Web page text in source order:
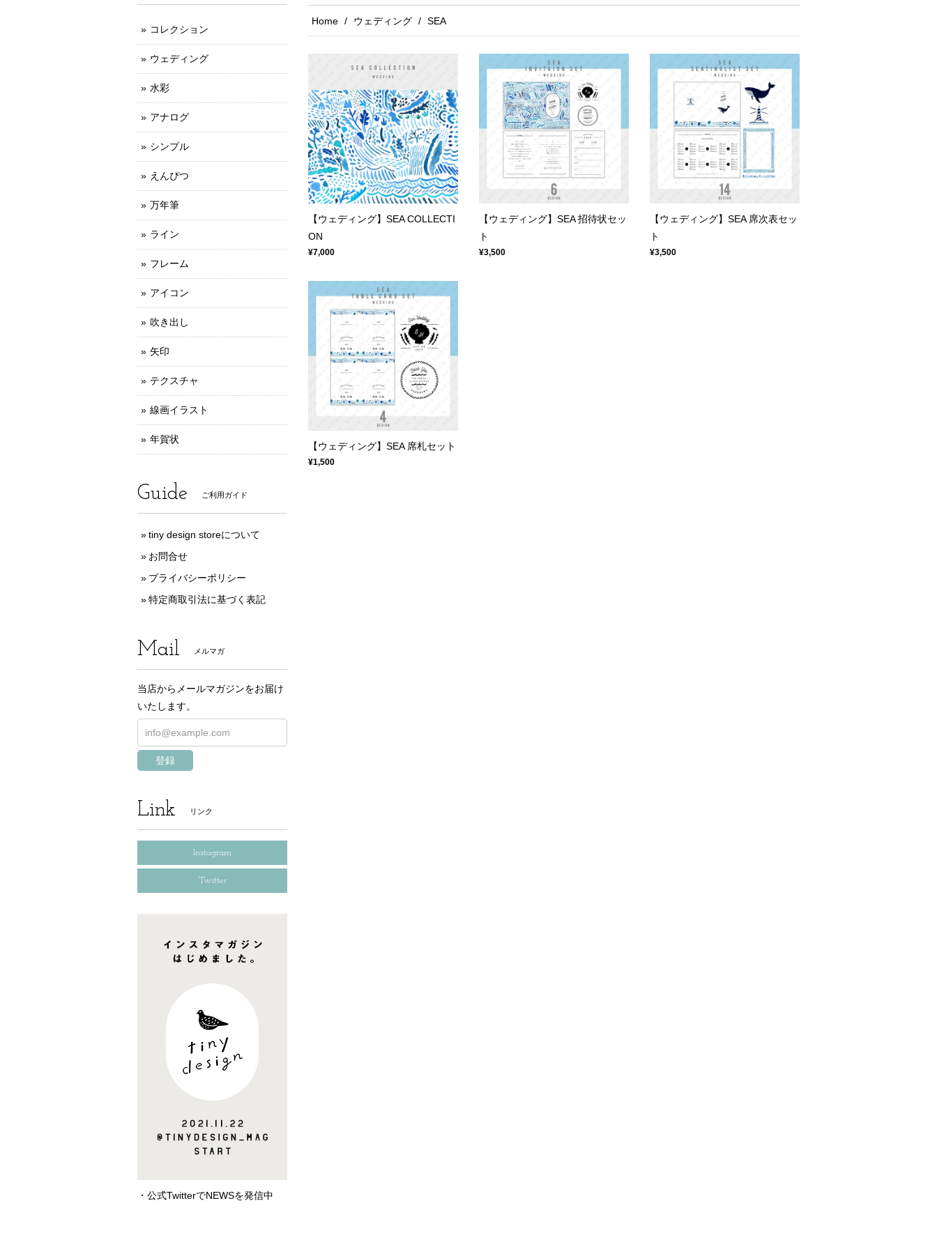
Home ウェディング SEA
【ウェディング】SEA COLLECTI
ON
¥7,000
【ウェディング】SEA 招待状セッ
ト
¥3,500
【ウェディング】SEA 席次表セッ
ト
¥3,500
【ウェディング】SEA 席札セット
¥1,500
コレクション
ウェディング
水彩
アナログ
シンプル
えんぴつ
万年筆
ライン
フレーム
アイコン
吹き出し
矢印
テクスチャ
線画イラスト
年賀状
Guide ご利用ガイド
tiny design storeについて
お問合せ
プライバシーポリシー
特定商取引法に基づく表記
Mail メルマガ
当店からメールマガジンをお届け
いたします。
登録
Link リンク
Instagram
Twitter
・公式TwitterでNEWSを発信中